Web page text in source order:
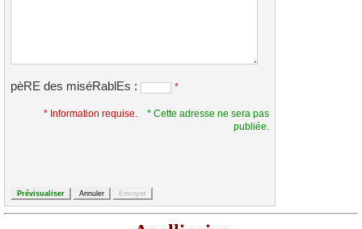
pèRE des miséRablEs : *
* Information requise.
* Cette adresse ne sera pas
publiée.